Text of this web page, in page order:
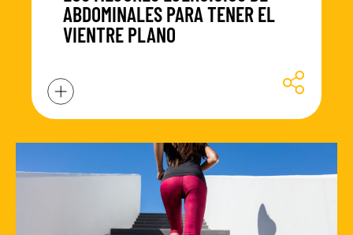
ABDOMINALES PARA TENER EL
VIENTRE PLANO